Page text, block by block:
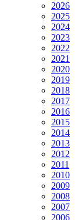
2026
2025
2024
2023
2022
2021
2020
2019
2018
2017
2016
2015
2014
2013
2012
2011
2010
2009
2008
2007
2006